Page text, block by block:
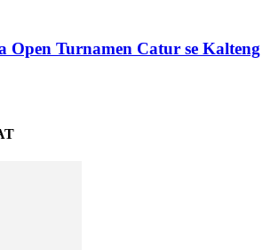
Open Turnamen Catur se Kalteng